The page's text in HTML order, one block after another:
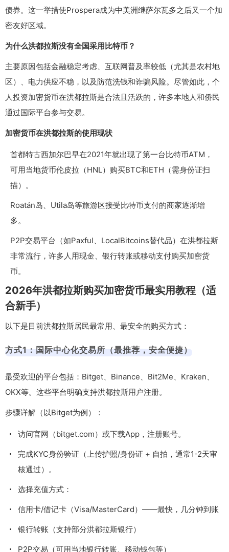
债券。这一举措使Prospera成为中美洲继萨尔瓦多之后又一个加
密友好区域。
为什么洪都拉斯没有全国采用比特币？
主要原因包括金融稳定考虑、互联网普及率较低（尤其是农村地
区）、电力供应不稳，以及防范洗钱和诈骗风险。尽管如此，个
人投资加密货币在洪都拉斯是合法且活跃的，许多本地人和侨民
通过国际平台参与交易。
加密货币在洪都拉斯的使用现状
首都特古西加尔巴早在2021年就出现了第一台比特币ATM，
可用当地货币伦皮拉（HNL）购买BTC和ETH（需身份证扫
描）。
Roatán岛、Utila岛等旅游区接受比特币支付的商家逐渐增
多。
P2P交易平台（如Paxful、LocalBitcoins替代品）在洪都拉斯
非常流行，许多人用现金、银行转账或移动支付购买加密货
币。
2026年洪都拉斯购买加密货币最实用教程（适
合新手）
以下是目前洪都拉斯居民最常用、最安全的购买方式：
方式1：国际中心化交易所（最推荐，安全便捷）
最受欢迎的平台包括：Bitget、Binance、Bit2Me、Kraken、
OKX等。这些平台明确支持洪都拉斯用户注册。
步骤详解（以Bitget为例）：
访问官网（bitget.com）或下载App，注册账号。
完成KYC身份验证（上传护照/身份证 + 自拍，通常1-2天审
核通过）。
选择充值方式：
信用卡/借记卡（Visa/MasterCard）——最快，几分钟到账
银行转账（支持部分洪都拉斯银行）
P2P交易（可用当地银行转账、移动钱包等）